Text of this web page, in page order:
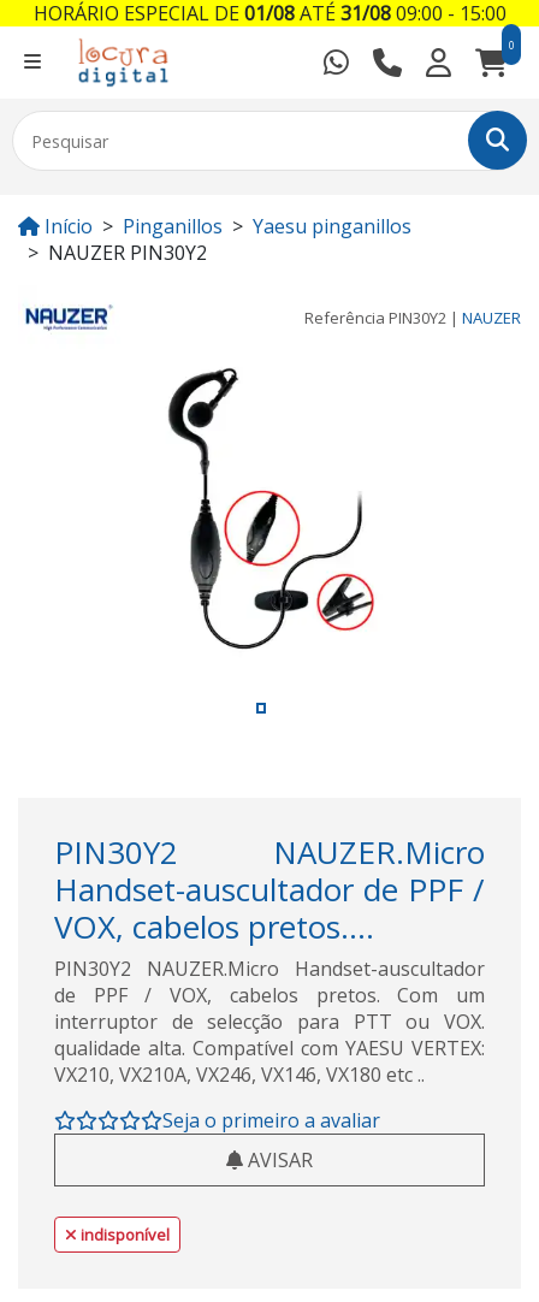
0
Início Pinganillos
Yaesu pinganillos
NAUZER PIN30Y2
Referência PIN30Y2 | NAUZER
PIN30Y2 NAUZER.Micro
Handset-auscultador de PPF /
VOX, cabelos pretos....
PIN30Y2 NAUZER.Micro Handset-auscultador
de PPF / VOX, cabelos pretos. Com um
interruptor de selecção para PTT ou VOX.
qualidade alta. Compatível com YAESU VERTEX:
VX210, VX210A, VX246, VX146, VX180 etc ..
Seja o primeiro a avaliar
AVISAR
indisponível
HORÁRIO ESPECIAL DE01/08ATÉ31/0809:00 - 15:00